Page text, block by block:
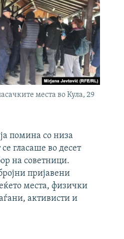
места во Кула, 29
помина со низа
гласаше во десет
на советници.
пријавени
места, физички
активисти и